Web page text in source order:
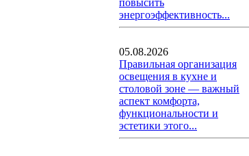
повысить
энергоэффективность...
05.08.2026
Правильная организация
освещения в кухне и
столовой зоне — важный
аспект комфорта,
функциональности и
эстетики этого...